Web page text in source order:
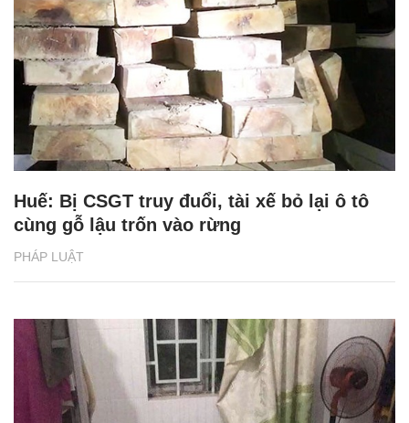
PHÁP LUẬT
Huế: Bị CSGT truy đuổi, tài xế bỏ lại ô tô
cùng gỗ lậu trốn vào rừng